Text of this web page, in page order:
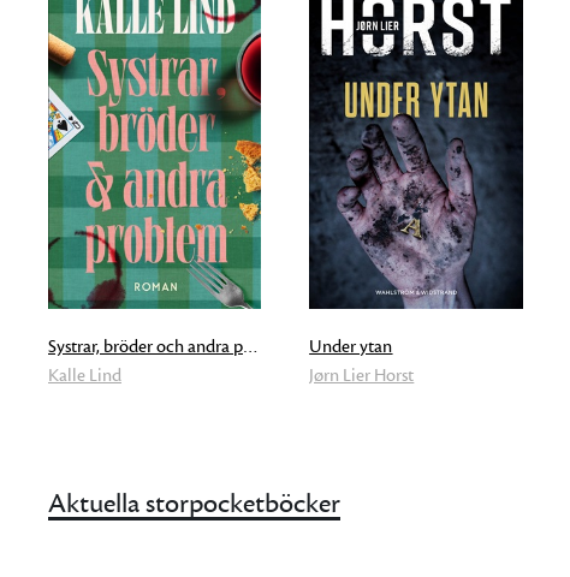
Systrar, bröder och andra problem
Kalle Lind
Under ytan
Jørn Lier Horst
Aktuella storpocketböcker